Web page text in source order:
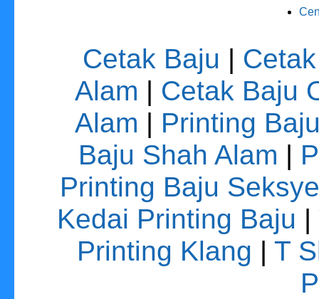
Cetak Baju |
Alam | Cetak Baju
Alam | Printing
Baju Shah Alam |
Printing Baju
Kedai Printing Baju |
Printing Klang | T